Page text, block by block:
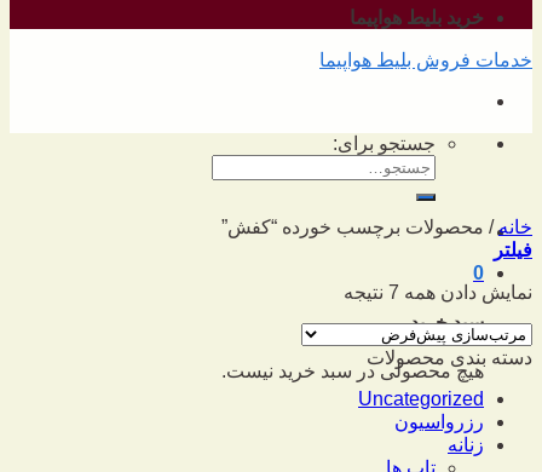
خرید بلیط هواپیما
خدمات فروش بلیط هواپیما
جستجو برای:
0
سبد خرید
هیچ محصولی در سبد خرید نیست.
خانه / محصولات برچسب خورده “کفش”
فیلتر
نمایش دادن همه 7 نتیجه
دسته بندی محصولات
Uncategorized
رزرواسیون
زنانه